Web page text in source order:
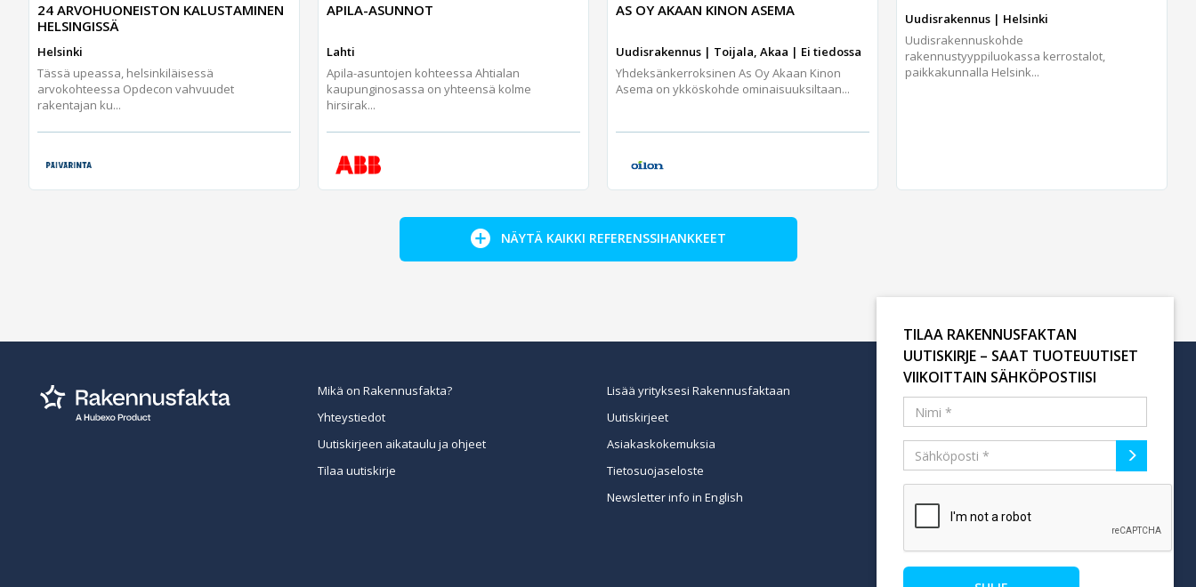
24 ARVOHUONEISTON KALUSTAMINEN
HELSINGISSÄ
Helsinki
Tässä upeassa, helsinkiläisessä
arvokohteessa Opdecon vahvuudet
rakentajan ku...
APILA-ASUNNOT
Lahti
Apila-asuntojen kohteessa Ahtialan
kaupunginosassa on yhteensä kolme
hirsirak...
AS OY AKAAN KINON ASEMA
Uudisrakennus | Toijala, Akaa | Ei tiedossa
Yhdeksänkerroksinen As Oy Akaan Kinon
Asema on ykköskohde ominaisuuksiltaan...
Uudisrakennus | Helsinki
Uudisrakennuskohde
rakennustyyppiluokassa kerrostalot,
paikkakunnalla Helsink...
NÄYTÄ KAIKKI REFERENSSIHANKKEET
Mikä on Rakennusfakta?
Yhteystiedot
Uutiskirjeen aikataulu ja ohjeet
Tilaa uutiskirje
Lisää yrityksesi Rakennusfaktaan
Uutiskirjeet
Asiakaskokemuksia
Tietosuojaseloste
Newsletter info in English
TILAA RAKENNUSFAKTAN
UUTISKIRJE – SAAT TUOTEUUTISET
VIIKOITTAIN SÄHKÖPOSTIISI